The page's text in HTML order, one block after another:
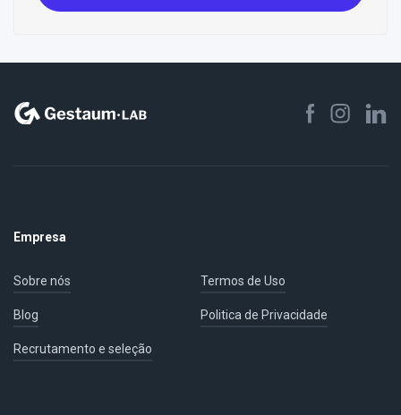
Empresa
Sobre nós Termos de Uso
Blog Politica de Privacidade
Recrutamento e seleção